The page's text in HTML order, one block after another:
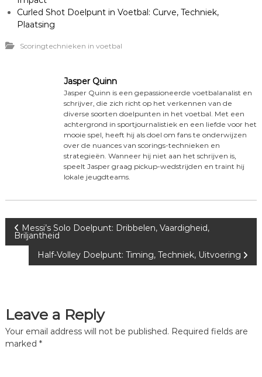
Curled Shot Doelpunt in Voetbal: Curve, Techniek,
Plaatsing
Scoringtechnieken in voetbal
Jasper Quinn
Jasper Quinn is een gepassioneerde voetbalanalist en
schrijver, die zich richt op het verkennen van de
diverse soorten doelpunten in het voetbal. Met een
achtergrond in sportjournalistiek en een liefde voor het
mooie spel, heeft hij als doel om fans te onderwijzen
over de nuances van scorings-technieken en
strategieën. Wanneer hij niet aan het schrijven is,
speelt Jasper graag pickup-wedstrijden en traint hij
lokale jeugdteams.
P
t
n
Messi’s Solo Doelpunt: Dribbelen, Vaardigheid,
Briljantheid
Half-Volley Doelpunt: Timing, Techniek, Uitvoering
Leave a Reply
Your email address will not be published. Required fields are
marked *